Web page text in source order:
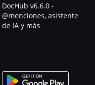
DocHub v6.6.0 -
@menciones, asistente
de IA y más